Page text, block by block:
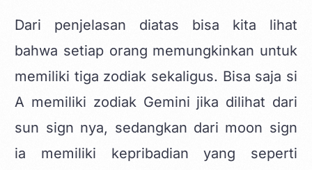
Dari penjelasan diatas bisa kita lihat
bahwa setiap orang memungkinkan untuk
memiliki tiga zodiak sekaligus. Bisa saja si
A memiliki zodiak Gemini jika dilihat dari
sun sign nya, sedangkan dari moon sign
ia memiliki kepribadian yang seperti